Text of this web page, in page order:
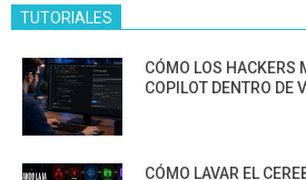
TUTORIALES
CÓMO LOS HACKERS
COPILOT DENTRO DE
CÓMO LAVAR EL